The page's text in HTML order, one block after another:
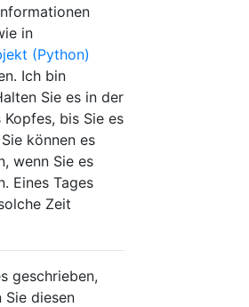
in
(Python)
Ich bin
Sie es in der
Kopfes, bis Sie es
können es
wenn Sie es
Eines Tages
Zeit
geschrieben,
Sie diesen